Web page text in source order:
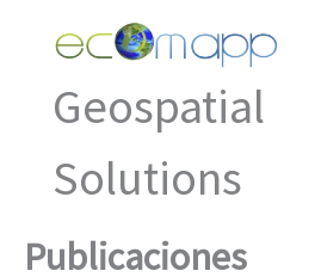
Geospatial
Solutions
Publicaciones